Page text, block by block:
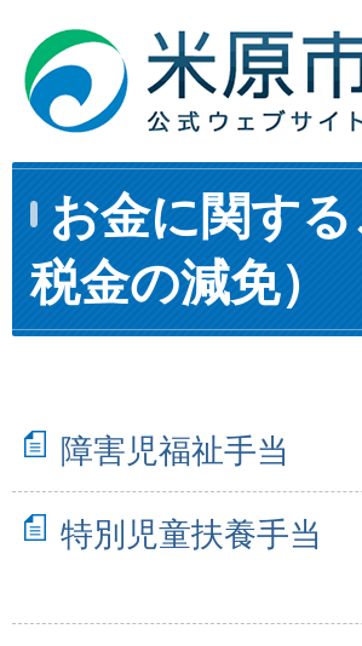
お金に関す
税金の減免）
障害児福祉手当
特別児童扶養手当